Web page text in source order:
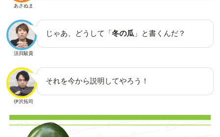
あさぬま
須貝駿貴
じゃあ、どうして「冬の瓜 」と書くんだ？
伊沢拓司
それを今から説明してやろう！